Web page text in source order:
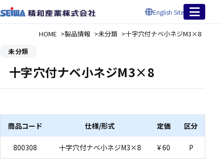
English Site
HOME 製品情報 未分類
十字穴付ナベ小ネジM3×8
未分類
十字穴付ナベ小ネジM3×8
商品コード 仕様/形式 定価 区分
800308 十字穴付ナベ小ネジM3×8 ¥ 60 P